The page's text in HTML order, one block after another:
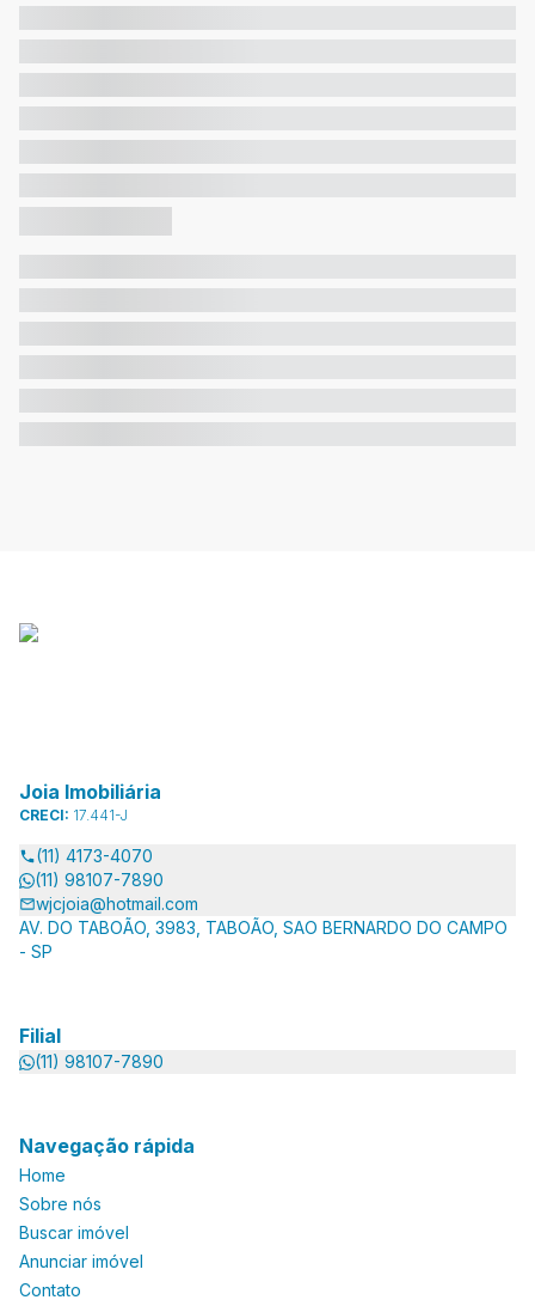
Joia Imobiliária
CRECI: 17.441-J
(11) 4173-4070
(11) 98107-7890
wjcjoia@hotmail.com
AV. DO TABOÃO, 3983, TABOÃO, SAO BERNARDO DO CAMPO
- SP
Filial
(11) 98107-7890
Navegação rápida
Home
Sobre nós
Buscar imóvel
Anunciar imóvel
Contato